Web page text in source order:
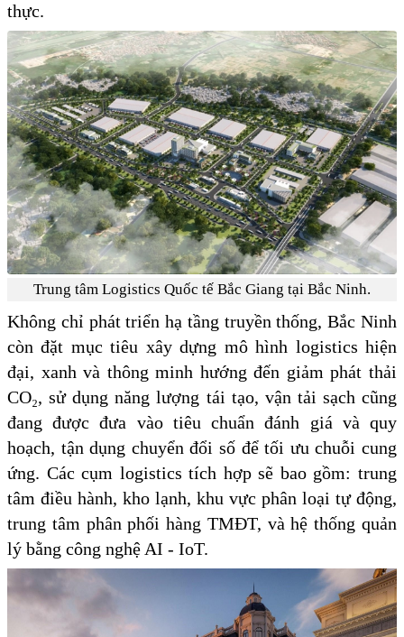
thực.
Trung tâm Logistics Quốc tế Bắc Giang tại Bắc Ninh.
Không chỉ phát triển hạ tầng truyền thống, Bắc Ninh
còn đặt mục tiêu xây dựng mô hình logistics hiện
đại, xanh và thông minh hướng đến giảm phát thải
CO₂, sử dụng năng lượng tái tạo, vận tải sạch cũng
đang được đưa vào tiêu chuẩn đánh giá và quy
hoạch, tận dụng chuyển đổi số để tối ưu chuỗi cung
ứng. Các cụm logistics tích hợp sẽ bao gồm: trung
tâm điều hành, kho lạnh, khu vực phân loại tự động,
trung tâm phân phối hàng TMĐT, và hệ thống quản
lý bằng công nghệ AI - IoT.